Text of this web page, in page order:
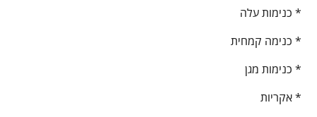
* כנימות עלה
* כנימה קמחית
* כנימות מגן
* אקריות